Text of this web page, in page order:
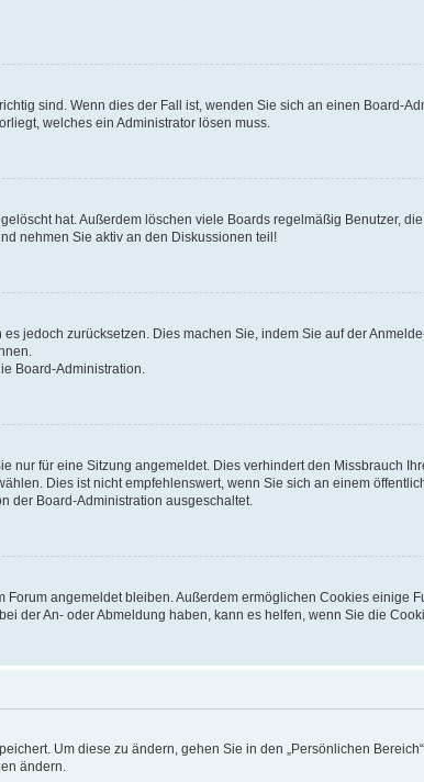
sind. Wenn dies der Fall ist, wenden Sie sich an einen Board-
welches ein Administrator lösen muss.
hat. Außerdem löschen viele Boards regelmäßig Benutzer,
nehmen Sie aktiv an den Diskussionen teil!
jedoch zurücksetzen. Dies machen Sie, indem Sie auf der
Board-Administration.
für eine Sitzung angemeldet. Dies verhindert den Missbrauch
Dies ist nicht empfehlenswert, wenn Sie sich an einem
der Board-Administration ausgeschaltet.
angemeldet bleiben. Außerdem ermöglichen Cookies einige
der An- oder Abmeldung haben, kann es helfen, wenn Sie die
Um diese zu ändern, gehen Sie in den „Persönlichen
ändern.